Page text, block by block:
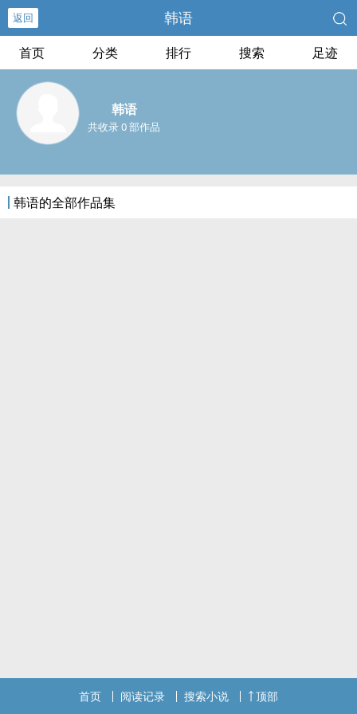
返回 韩语
首页 分类 排行 搜索 足迹
韩语
共收录 0 部作品
韩语的全部作品集
首页 阅读记录 搜索小说 顶部